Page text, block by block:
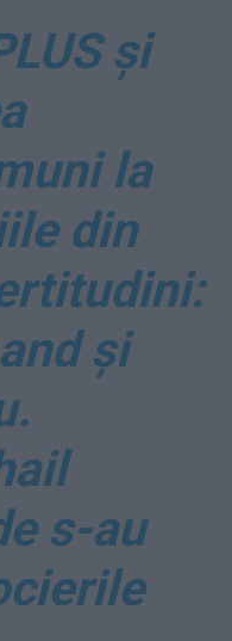
și
la
din
și
s-au